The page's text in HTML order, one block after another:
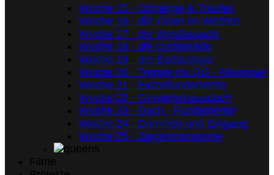
Woche 15 · Ortgänge & Traufen
Woche 16 · die Türen im Westen
Woche 17 · die Westfassade
Woche 18 · die Ostfassade
Woche 19 · der Badausbau
Woche 20 · Treppe ins OG - Abwasser
Woche 21 · Einzelfundamente
Woche 22 · Gewächshausdach
Woche 23 · Dach - Fundamente
Woche 24 · Dämmen und Eingang
Woche 25 · Ziegentransporte